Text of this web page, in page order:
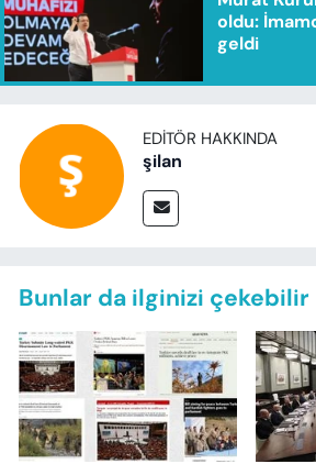
oldu:
geldi
EDITÖR HAKKINDA
şilan
Bunlar da ilginizi çekebilir